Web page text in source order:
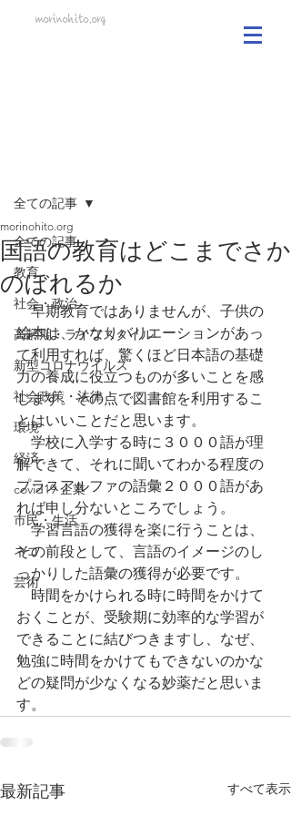
morinohito.org
全ての記事
教育
社会・政治
高齢期・ライフスタイル
新型コロナウイルス
社会政策・法律
環境
経済
covid19 企業
市民・生活
ネコ
芸術
全ての記事
国語の教育はどこまでさか
のぼれるか
morinohito.org
早期教育ではありませんが、子供の
絵本は、かなりバリエーションがあっ
て利用すれば、驚くほど日本語の基礎
力の養成に役立つものが多いことを感
じます。その点で図書館を利用するこ
とはいいことだと思います。
学校に入学する時に３０００語が理
解できて、それに聞いてわかる程度の
プラスアルファの語彙２０００語があ
れば申し分ないところでしょう。
学習言語の獲得を楽に行うことは、
その前段として、言語のイメージのし
っかりした語彙の獲得が必要です。
時間をかけられる時に時間をかけて
おくことが、受験期に効率的な学習が
できることに結びつきますし、なぜ、
勉強に時間をかけてもできないのかな
どの疑問が少なくなる妙薬だと思いま
す。
最新記事 すべて表示